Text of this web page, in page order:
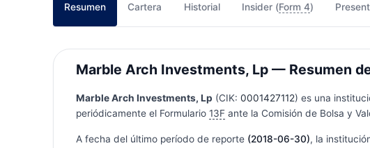
Resumen Cartera Historial Insider (Form 4)
Marble Arch Investments, Lp — Resumen
Marble Arch Investments, Lp (CIK: 0001427112) es una
periódicamente el Formulario 13Fante la Comisión de Bolsa y
A fecha del último período de reporte (2018-06-30), la